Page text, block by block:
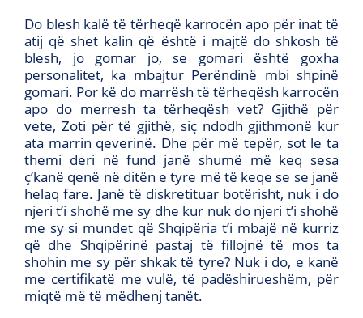
Do blesh kalë të tërheqë karrocën apo për inat të
atij që shet kalin që është i majtë do shkosh të
blesh, jo gomar jo, se gomari është goxha
personalitet, ka mbajtur Perëndinë mbi shpinë
gomari. Por kë do marrësh të tërheqësh karrocën
apo do merresh ta tërheqësh vet? Gjithë për
vete, Zoti për të gjithë, siç ndodh gjithmonë kur
ata marrin qeverinë. Dhe për më tepër, sot le ta
themi deri në fund janë shumë më keq sesa
ç’kanë qenë në ditën e tyre më të keqe se se janë
helaq fare. Janë të diskretituar botërisht, nuk i do
njeri t’i shohë me sy dhe kur nuk do njeri t’i shohë
me sy si mundet që Shqipëria t’i mbajë në kurriz
që dhe Shqipërinë pastaj të fillojnë të mos ta
shohin me sy për shkak të tyre? Nuk i do, e kanë
me certifikatë me vulë, të padëshirueshëm, për
miqtë më të mëdhenj tanët.